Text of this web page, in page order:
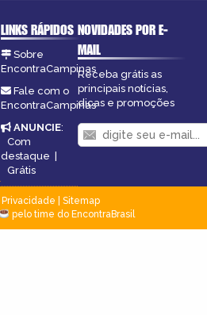
LINKS RÁPIDOS
Sobre
EncontraCampinas
Fale com o
EncontraCampinas
ANUNCIE:
Com
destaque |
Grátis
NOVIDADES POR E-
MAIL
Receba grátis as
principais notícias,
dicas e promoções
Privacidade
Sitemap
pelo time do EncontraBrasil